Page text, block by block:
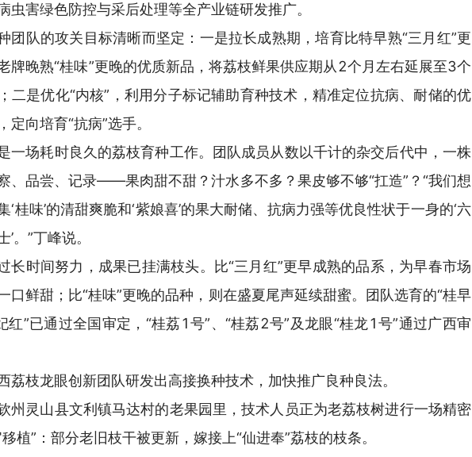
虫害绿色防控与采后处理等全产业链研发推广。
团队的攻关目标清晰而坚定：一是拉长成熟期，培育比特早熟“三月红”更
牌晚熟“桂味”更晚的优质新品，将荔枝鲜果供应期从2个月左右延展至3个
二是优化“内核”，利用分子标记辅助育种技术，精准定位抗病、耐储的优
定向培育“抗病”选手。
一场耗时良久的荔枝育种工作。团队成员从数以千计的杂交后代中，一株
、品尝、记录——果肉甜不甜？汁水多不多？果皮够不够“扛造”？“我们想
‘桂味’的清甜爽脆和‘紫娘喜’的果大耐储、抗病力强等优良性状于一身的‘六
’。”丁峰说。
长时间努力，成果已挂满枝头。比“三月红”更早成熟的品系，为早春市场
口鲜甜；比“桂味”更晚的品种，则在盛夏尾声延续甜蜜。团队选育的“桂早
红”已通过全国审定，“桂荔1号”、“桂荔2号”及龙眼“桂龙1号”通过广西审
荔枝龙眼创新团队研发出高接换种技术，加快推广良种良法。
州灵山县文利镇马达村的老果园里，技术人员正为老荔枝树进行一场精密
植”：部分老旧枝干被更新，嫁接上“仙进奉”荔枝的枝条。